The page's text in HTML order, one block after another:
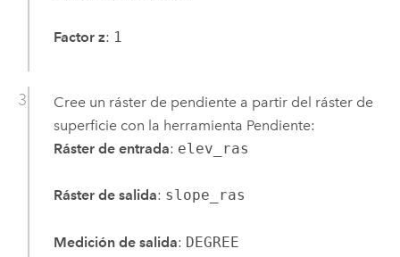
Factor z: 1
Cree un ráster de pendiente a partir del ráster de
superficie con la herramienta Pendiente:
Ráster de entrada: elev_ras
Ráster de salida: slope_ras
Medición de salida: DEGREE